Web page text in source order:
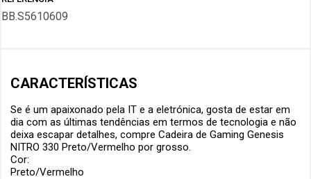
BB.S5610609
CARACTERÍSTICAS
Se é um apaixonado pela IT e a eletrónica, gosta de estar em
dia com as últimas tendências em termos de tecnologia e não
deixa escapar detalhes, compreCadeira de Gaming Genesis
NITRO 330 Preto/Vermelho por grosso.
Cor:
Preto/Vermelho